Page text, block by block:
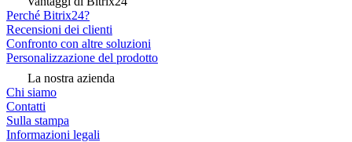
Perché Bitrix24?
Recensioni dei clienti
Confronto con altre soluzioni
Personalizzazione del prodotto
La nostra azienda
Chi siamo
Contatti
Sulla stampa
Informazioni legali